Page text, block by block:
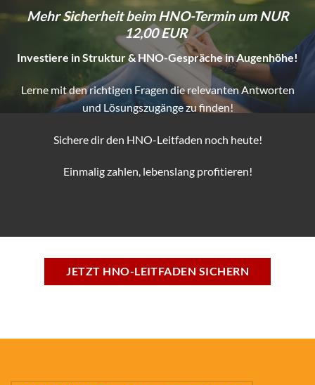
Mehr Sicherheit beim HNO-Termin um NUR
12,00 EUR
Investiere in Struktur & HNO-Gespräche in Augenhöhe!
Lerne mit den richtigen Fragen die relevanten Antworten
und Lösungszugänge zu finden!
Sichere dir den HNO-Leitfaden noch heute!
Einmalig zahlen, lebenslang profitieren!
JETZT HNO-LEITFADEN SICHERN